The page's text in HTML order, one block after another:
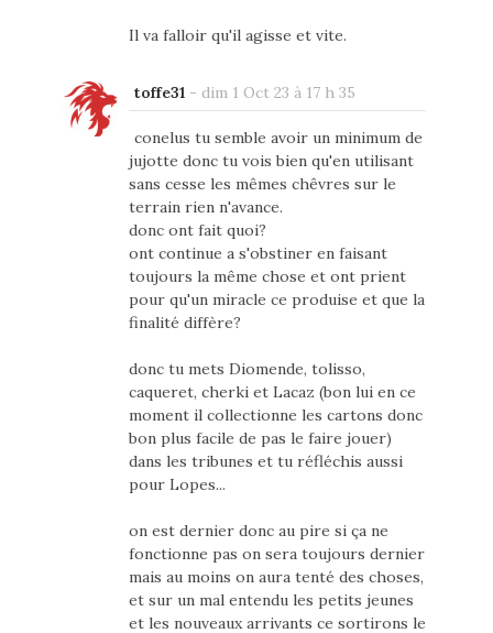
Il va falloir qu'il agisse et vite.
toffe31 - dim 1 Oct 23 à 17 h 35
conelus tu semble avoir un minimum de
jujotte donc tu vois bien qu'en utilisant
sans cesse les mêmes chêvres sur le
terrain rien n'avance.
donc ont fait quoi?
ont continue a s'obstiner en faisant
toujours la même chose et ont prient
pour qu'un miracle ce produise et que la
finalité diffère?
donc tu mets Diomende, tolisso,
caqueret, cherki et Lacaz (bon lui en ce
moment il collectionne les cartons donc
bon plus facile de pas le faire jouer)
dans les tribunes et tu réfléchis aussi
pour Lopes...
on est dernier donc au pire si ça ne
fonctionne pas on sera toujours dernier
mais au moins on aura tenté des choses,
et sur un mal entendu les petits jeunes
et les nouveaux arrivants ce sortirons le